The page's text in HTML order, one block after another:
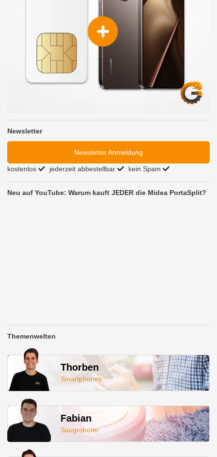
Newsletter
Newsletter Anmeldung
kostenlos jederzeit abbestellbar kein Spam
Neu auf YouTube: Warum kauft JEDER die Midea PortaSplit?
Themenwelten
Thorben
Smartphones
Fabian
Saugroboter